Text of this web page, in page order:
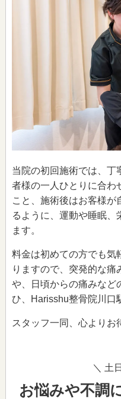
当院の初回施術では、丁
者様の一人ひとりに合わ
こと、施術後はお客様が
るように、運動や睡眠、
ます。
料金は初めての方でも気
りますので、突発的な
や、日頃からの痛みなど
ひ、Harisshu整骨院川口
スタッフ一同、心よりお
＼ 土
お悩みや不調